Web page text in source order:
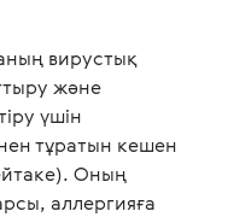
вирустық
және
үшін
тұратын кешен
Оның
аллергияға